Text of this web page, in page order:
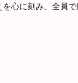
心に刻み、全員で